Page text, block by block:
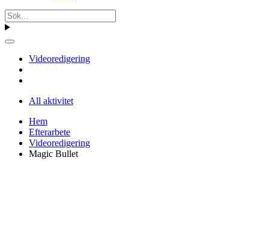
Videoredigering
All aktivitet
Hem
Efterarbete
Videoredigering
Magic Bullet